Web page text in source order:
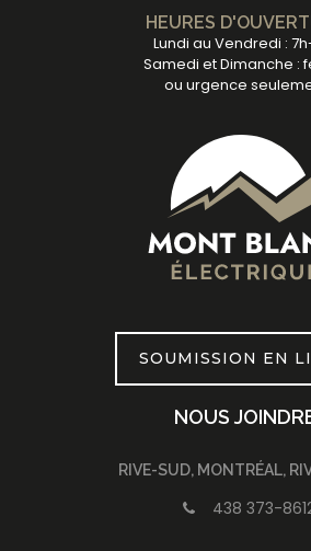
HEURES
Lundi au Vendredi :
Samedi et Dimanche :
ou urgence
SOUMISSION EN
NOUS
RIVE-SUD, MONTRÉAL,
438 373-